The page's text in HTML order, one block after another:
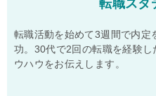
転職スタ
転職活動を始めて3週間で内定
功。30代で2回の転職を経験
ウハウをお伝えします。